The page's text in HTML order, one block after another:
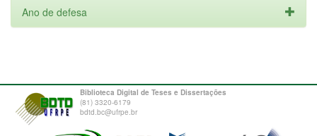
Ano de defesa
Biblioteca Digital de Teses e Dissertações
(81) 3320-6179
bdtd.bc@ufrpe.br